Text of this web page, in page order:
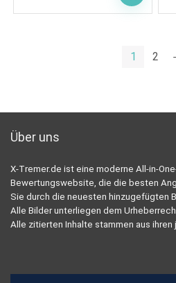
1 2
Über uns
X-Tremer.de ist eine moderne All-in-
Bewertungswebsite, die die besten
Sie durch die neuesten hinzugefügten
Alle Bilder unterliegen dem
Alle zitierten Inhalte stammen aus ihren